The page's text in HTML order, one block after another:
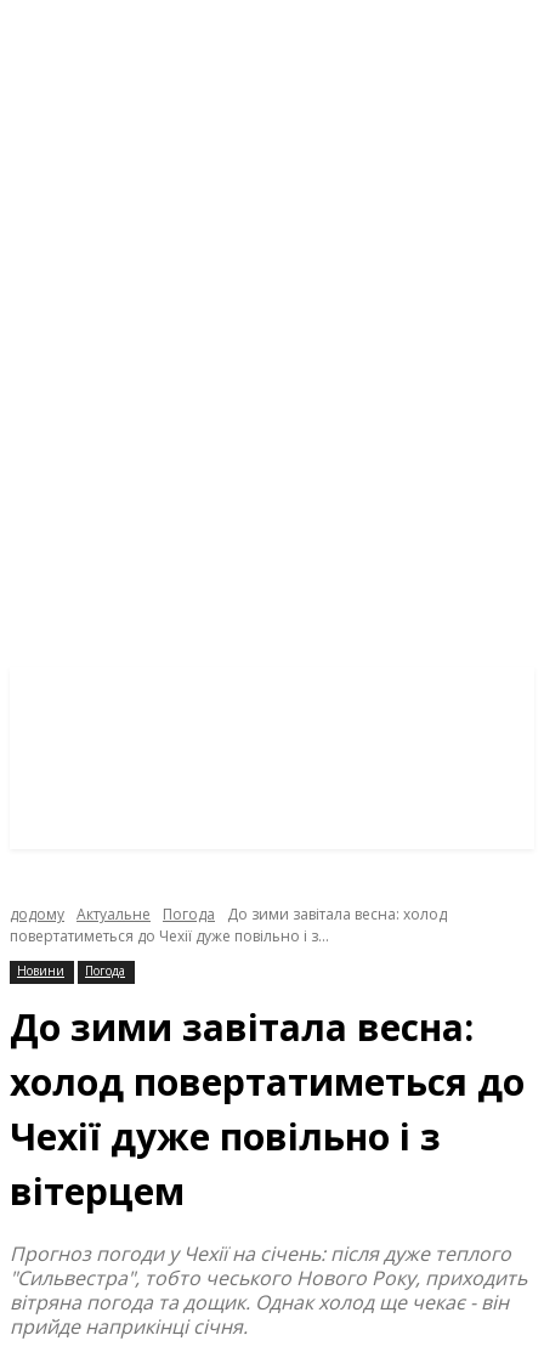
додому Актуальне Погода
До зими завітала весна: холод
повертатиметься до Чехії дуже повільно і з...
Новини Погода
До зими завітала весна:
холод повертатиметься до
Чехії дуже повільно і з
вітерцем
Прогноз погоди у Чехії на січень: після дуже теплого
"Сильвестра", тобто чеського Нового Року, приходить
вітряна погода та дощик. Однак холод ще чекає - він
прийде наприкінці січня.